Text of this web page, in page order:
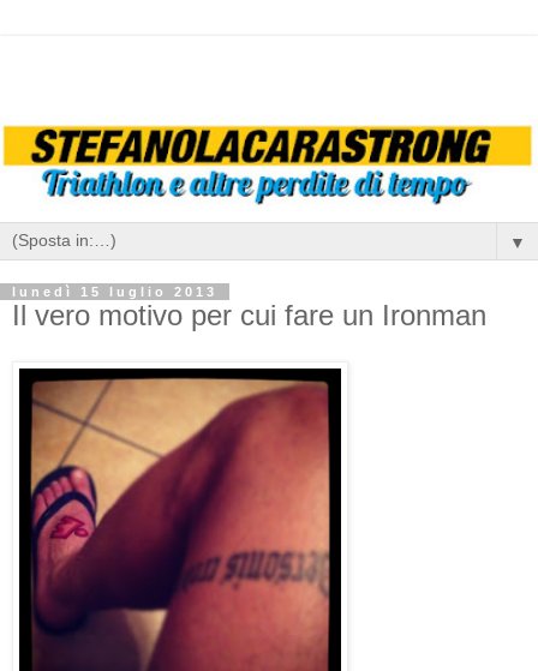
▼
lunedì 15 luglio 2013
Il vero motivo per cui fare un Ironman